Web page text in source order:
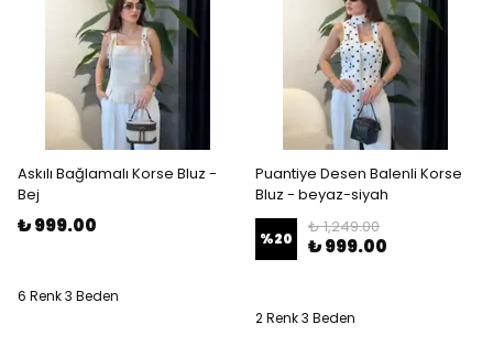
Askılı Bağlamalı Korse Bluz -
Bej
₺ 999.00
6 Renk 3 Beden
Puantiye Desen Balenli Korse
Bluz - beyaz-siyah
%20
₺ 1,249.00
₺ 999.00
2 Renk 3 Beden